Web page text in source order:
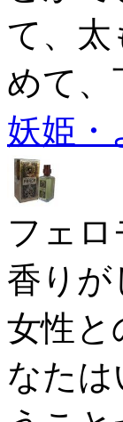
て、太
めて、
妖姫・
フェ
香りが
女性と
なた